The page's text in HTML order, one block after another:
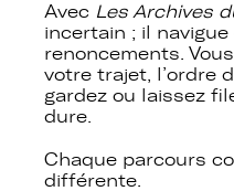
Avec Les Archives
incertain ; il
renoncements.
votre trajet, l’ordre
gardez ou laissez
dure.
Chaque parcours
différente.